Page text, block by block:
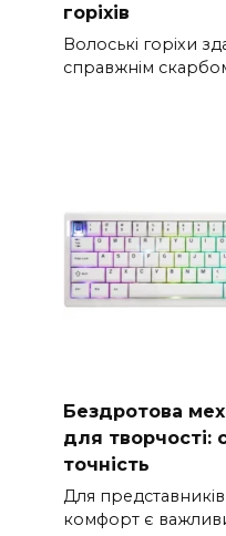
горіхів
Волоські горіхи
справжнім
Бездротова
для творчості:
точність
Для
комфорт є